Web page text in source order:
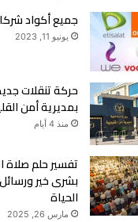
جميع أكواد
يونيو 11, 2023
حركة تنقلات
بمديرية أمن
منذ 4 أيام
تفسير حلم صلاة
بشرى خير
الحياة
مارس 26, 2025